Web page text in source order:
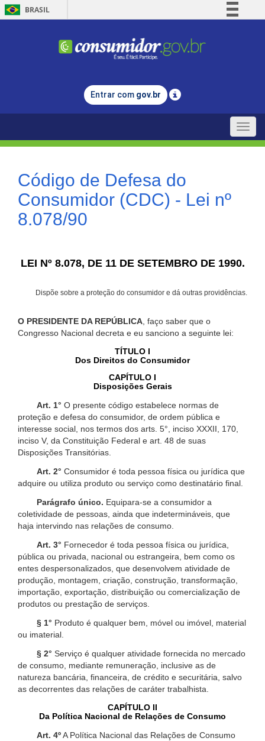
BRASIL
Comunica BR
Legislação
Entrar com gov.br
Toggle
Código de Defesa do
Consumidor (CDC) - Lei nº
8.078/90
LEI Nº 8.078, DE 11 DE SETEMBRO DE 1990.
Dispõe sobre a proteção do consumidor e dá outras providências.
O PRESIDENTE DA REPÚBLICA , faço saber que o
Congresso Nacional decreta e eu sanciono a seguinte lei:
TÍTULO I
Dos Direitos do Consumidor
CAPÍTULO I
Disposições Gerais
Art. 1° O presente código estabelece normas de
proteção e defesa do consumidor, de ordem pública e
interesse social, nos termos dos arts. 5°, inciso XXXII, 170,
inciso V, da Constituição Federal e art. 48 de suas
Disposições Transitórias.
Art. 2° Consumidor é toda pessoa física ou jurídica que
adquire ou utiliza produto ou serviço como destinatário final.
Parágrafo único. Equipara-se a consumidor a
coletividade de pessoas, ainda que indetermináveis, que
haja intervindo nas relações de consumo.
Art. 3° Fornecedor é toda pessoa física ou jurídica,
pública ou privada, nacional ou estrangeira, bem como os
entes despersonalizados, que desenvolvem atividade de
produção, montagem, criação, construção, transformação,
importação, exportação, distribuição ou comercialização de
produtos ou prestação de serviços.
§ 1° Produto é qualquer bem, móvel ou imóvel, material
ou imaterial.
§ 2° Serviço é qualquer atividade fornecida no mercado
de consumo, mediante remuneração, inclusive as de
natureza bancária, financeira, de crédito e securitária, salvo
as decorrentes das relações de caráter trabalhista.
CAPÍTULO II
Da Política Nacional de Relações de Consumo
Art. 4ºA Política Nacional das Relações de Consumo